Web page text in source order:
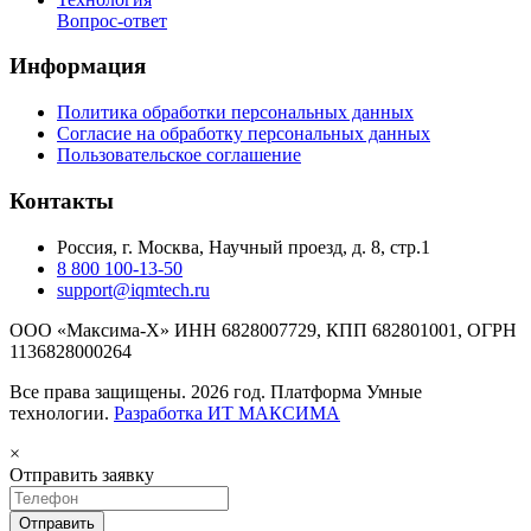
Вопрос-ответ
Информация
Политика обработки персональных данных
Согласие на обработку персональных данных
Пользовательское соглашение
Контакты
Россия, г. Москва, Научный проезд, д. 8, стр.1
8 800 100-13-50
support@iqmtech.ru
ООО «Максима-Х» ИНН 6828007729, КПП 682801001, ОГРН
1136828000264
Все права защищены. 2026 год. Платформа Умные
технологии. Разработка ИТ МАКСИМА
×
Отправить заявку️
Отправить